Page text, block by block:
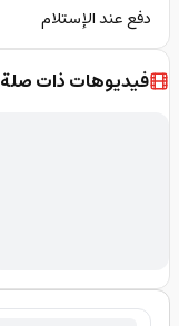
دفع عند الإستلام
فيديوهات ذات صلة